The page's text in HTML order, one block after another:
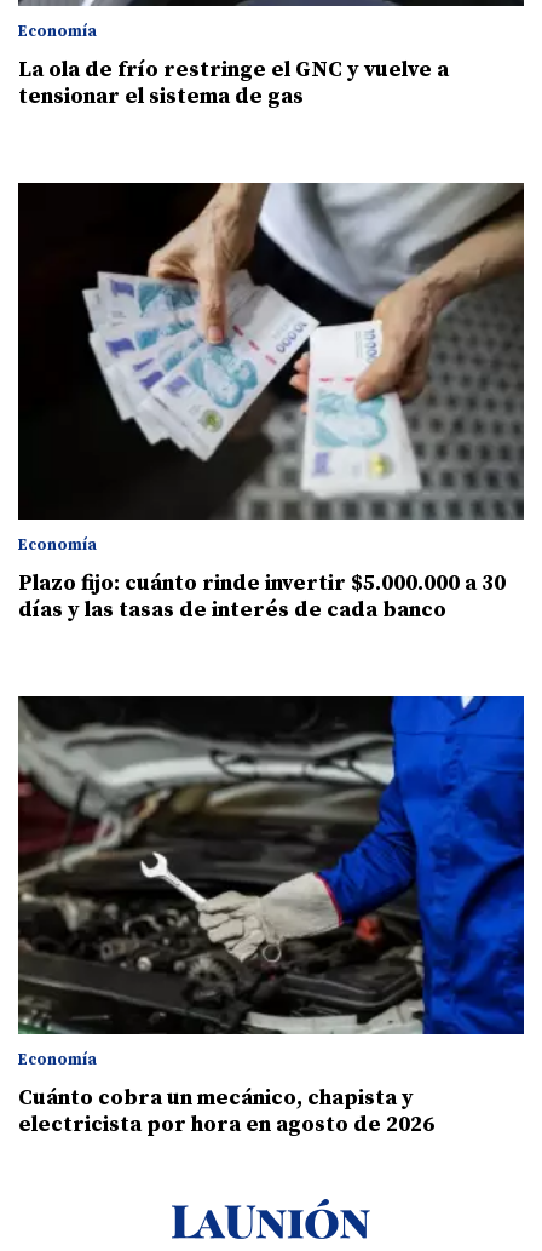
Economía
La ola de frío restringe el GNC y vuelve a
tensionar el sistema de gas
Economía
Plazo fijo: cuánto rinde invertir $5.000.000 a 30
días y las tasas de interés de cada banco
Economía
Cuánto cobra un mecánico, chapista y
electricista por hora en agosto de 2026